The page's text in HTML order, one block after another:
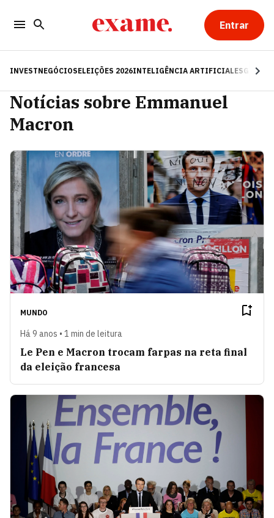
Entrar
INVESTNEGÓCIOSELEIÇÕES 2026INTELIGÊNCIA ARTIFICIALESG
Notícias sobre Emmanuel
Macron
MUNDO
Há 9 anos • 1 min de leitura
Le Pen e Macron trocam farpas na reta final
da eleição francesa